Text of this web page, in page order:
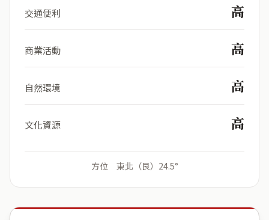
交通便利 高
商業活動 高
自然環境 高
文化資源 高
方位 東北（艮）24.5°